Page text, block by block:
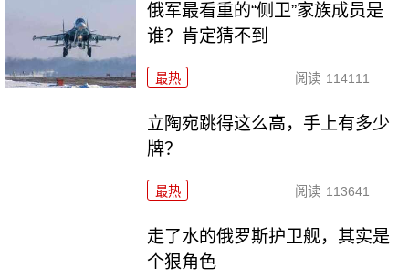
俄军最看重的“侧卫”家族成员是
谁？肯定猜不到
最热 阅读 114111
立陶宛跳得这么高，手上有多少
牌？
最热 阅读 113641
走了水的俄罗斯护卫舰，其实是
个狠角色